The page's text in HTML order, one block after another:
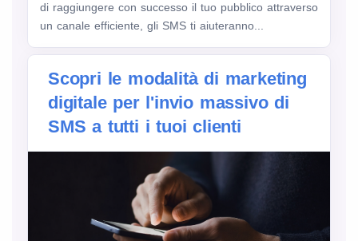
di raggiungere con successo il tuo pubblico attraverso
un canale efficiente, gli SMS ti aiuteranno...
Scopri le modalità di marketing
digitale per l'invio massivo di
SMS a tutti i tuoi clienti